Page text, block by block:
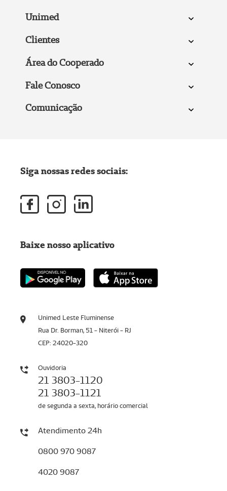
Unimed
Clientes
Área do Cooperado
Fale Conosco
Comunicação
Unimed Leste Fluminense
Rua Dr. Borman, 51 - Niterói - RJ
CEP: 24020-320
Ouvidoria
21 3803-1120
21 3803-1121
de segunda a sexta, horário comercial
Atendimento 24h
0800 970 9087
4020 9087
Siga nossas redes sociais:
Baixe nosso aplicativo